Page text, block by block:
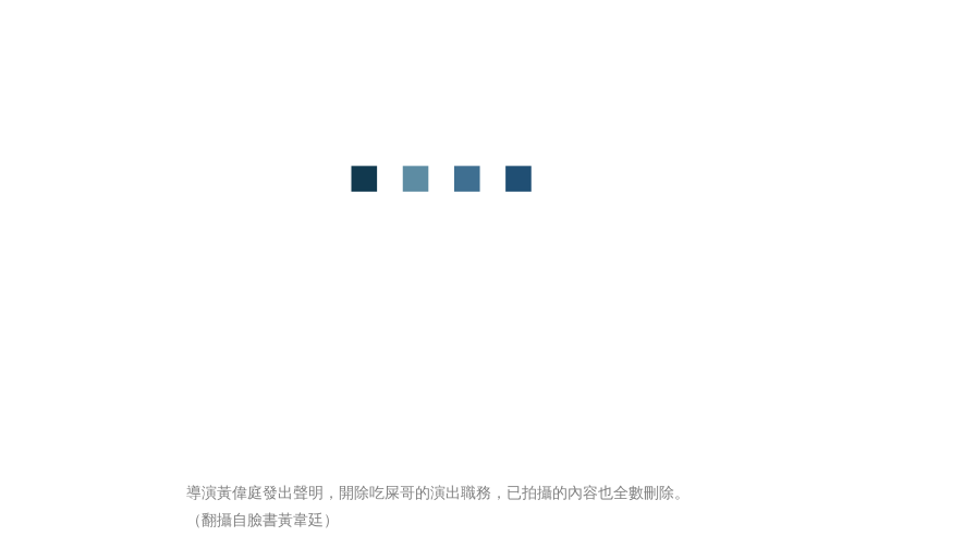
導演黃偉庭發出聲明，開除吃屎哥的演出職務，已拍攝的內容也全數刪除。
（翻攝自臉書黃韋廷）